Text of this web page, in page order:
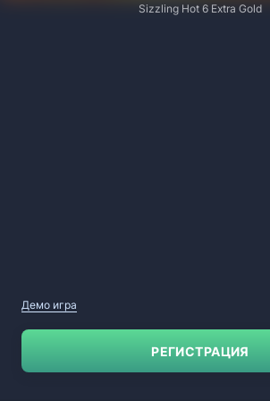
Sizzling Hot 6 Extra Gold
Демо игра
РЕГИСТРАЦИЯ